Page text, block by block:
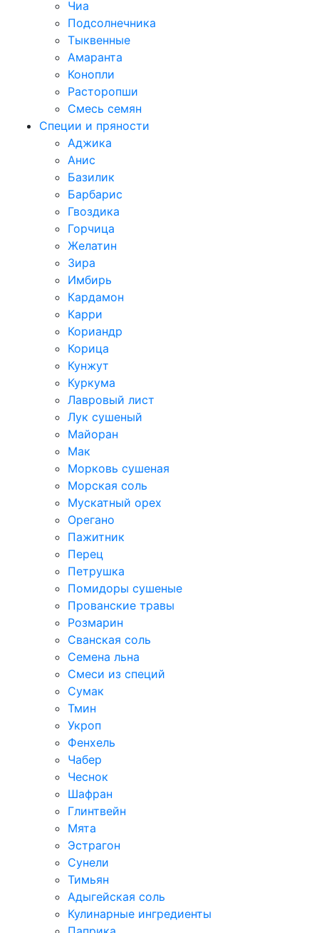
Чиа
Подсолнечника
Тыквенные
Амаранта
Конопли
Расторопши
Смесь семян
Специи и пряности
Аджика
Анис
Базилик
Барбарис
Гвоздика
Горчица
Желатин
Зира
Имбирь
Кардамон
Карри
Кориандр
Корица
Кунжут
Куркума
Лавровый лист
Лук сушеный
Майоран
Мак
Морковь сушеная
Морская соль
Мускатный орех
Орегано
Пажитник
Перец
Петрушка
Помидоры сушеные
Прованские травы
Розмарин
Сванская соль
Семена льна
Смеси из специй
Сумак
Тмин
Укроп
Фенхель
Чабер
Чеснок
Шафран
Глинтвейн
Мята
Эстрагон
Сунели
Тимьян
Адыгейская соль
Кулинарные ингредиенты